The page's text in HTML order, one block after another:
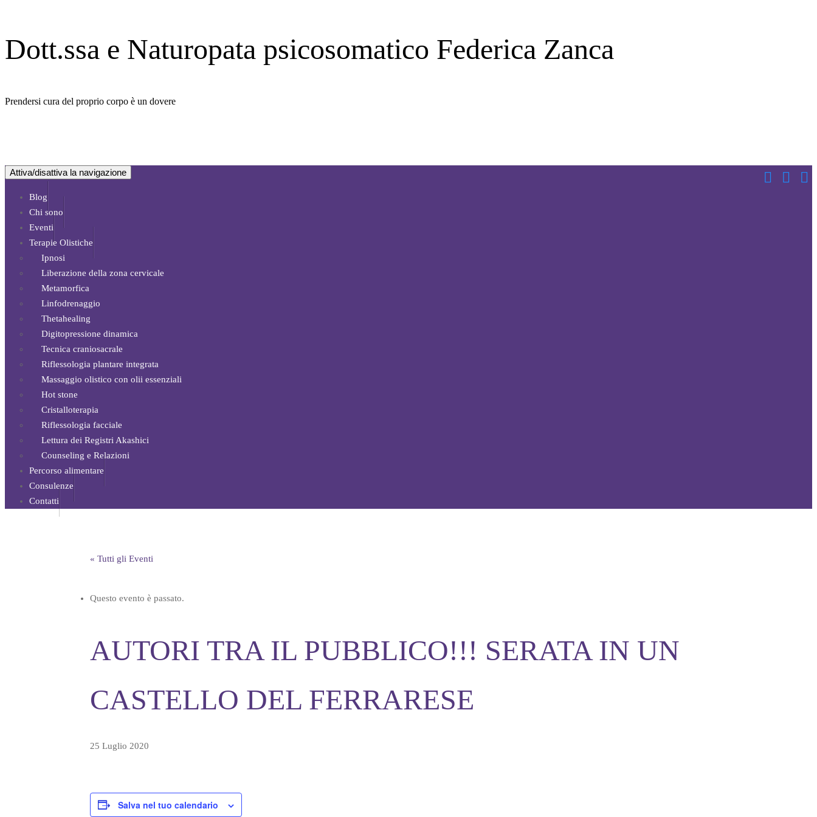
contenuto
Dott.ssa e Naturopata psicosomatico Federica Zanca
Prendersi cura del proprio corpo è un dovere
Attiva/disattiva la navigazione
Blog
Chi sono
Eventi
Terapie Olistiche
Ipnosi
Liberazione della zona cervicale
Metamorfica
Linfodrenaggio
Thetahealing
Digitopressione dinamica
Tecnica craniosacrale
Riflessologia plantare integrata
Massaggio olistico con olii essenziali
Hot stone
Cristalloterapia
Riflessologia facciale
Lettura dei Registri Akashici
Counseling e Relazioni
Percorso alimentare
Consulenze
Contatti
« Tutti gli Eventi
Questo evento è passato.
AUTORI TRA IL PUBBLICO!!! SERATA IN UN
CASTELLO DEL FERRARESE
25 Luglio 2020
Salva nel tuo calendario